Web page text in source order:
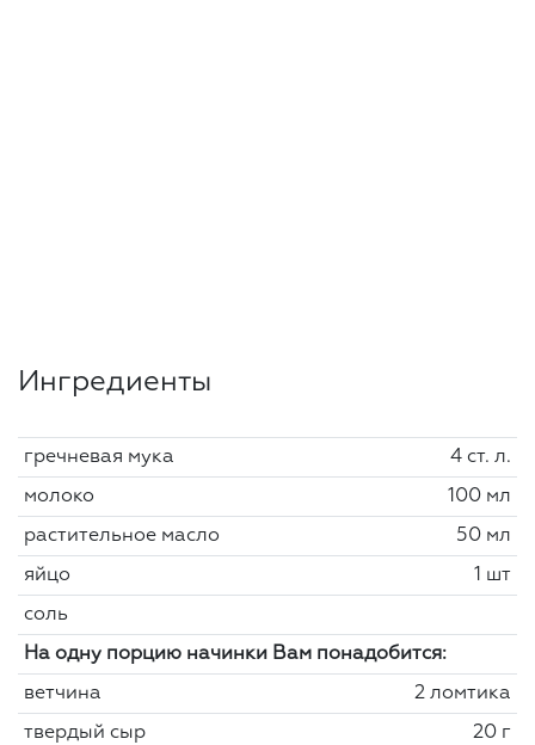
Ингредиенты
гречневая мука 4 ст. л.
молоко 100 мл
растительное масло 50 мл
яйцо 1 шт
соль
На одну порцию начинки Вам понадобится:
ветчина 2 ломтика
твердый сыр 20 г